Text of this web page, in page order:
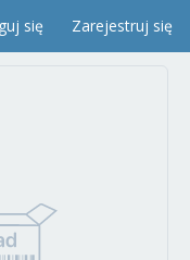
się Zarejestruj się